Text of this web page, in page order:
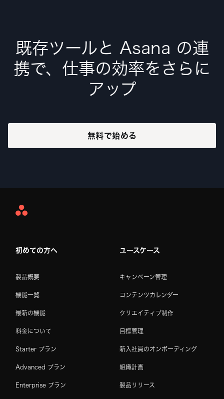
既存ツールと Asana の連
携で、仕事の効率をさらに
アップ
無料で始める
Asana
初めての方へ
製品概要
機能一覧
最新の機能
料金について
Starter プラン
Advanced プラン
Enterprise プラン
ユースケース
キャンペーン管理
コンテンツカレンダー
クリエイティブ制作
目標管理
新入社員のオンボーディング
組織計画
製品リリース